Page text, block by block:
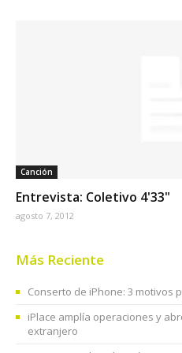
Canción
Entrevista: Coletivo 4'33"
agosto 7, 2012
Más Reciente
Conserto de iPhone: 3 motivos
iPlace amplía operaciones y
extranjero